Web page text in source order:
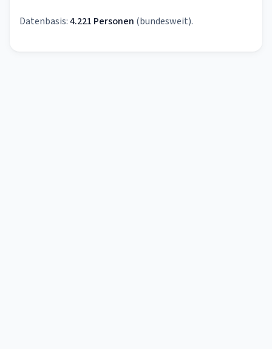
Datenbasis:4.221 Personen (bundesweit).